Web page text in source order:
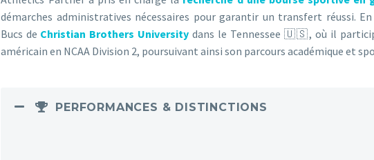
démarches administratives nécessaires pour garantir un transfert réussi.
Bucs de Christian Brothers University dans le Tennessee 🇺🇸, où il
américain en NCAA Division 2, poursuivant ainsi son parcours académique et
PERFORMANCES & DISTINCTIONS